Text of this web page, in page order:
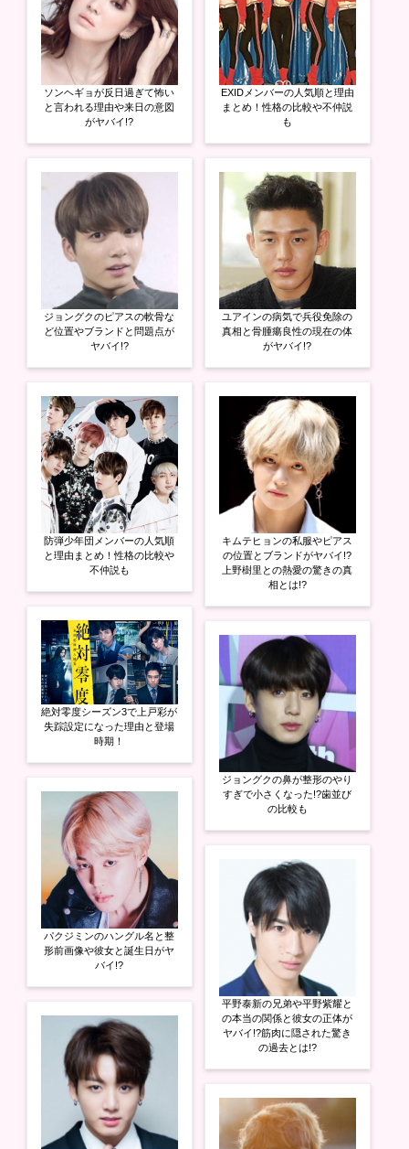
ま
す
)
ソンヘギョが反日過ぎて怖い
と言われる理由や来日の意図
がヤバイ!?
ジョングクのピアスの軟骨な
ど位置やブランドと問題点が
ヤバイ!?
防弾少年団メンバーの人気順
と理由まとめ！性格の比較や
不仲説も
絶対零度シーズン3で上戸彩が
失踪設定になった理由と登場
時期！
パクジミンのハングル名と整
形前画像や彼女と誕生日がヤ
バイ!?
EXIDメンバーの人気順と理由
まとめ！性格の比較や不仲説
も
ユアインの病気で兵役免除の
真相と骨腫瘍良性の現在の体
がヤバイ!?
キムテヒョンの私服やピアス
の位置とブランドがヤバイ!?
上野樹里との熱愛の驚きの真
相とは!?
ジョングクの鼻が整形のやり
すぎで小さくなった!?歯並び
の比較も
平野泰新の兄弟や平野紫耀と
の本当の関係と彼女の正体が
ヤバイ!?筋肉に隠された驚き
の過去とは!?